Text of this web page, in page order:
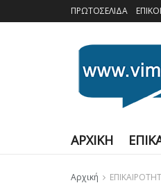
ΠΡΩΤΟΣΕΛΙΔΑ
ΑΡΧΙΚΗ
Αρχική